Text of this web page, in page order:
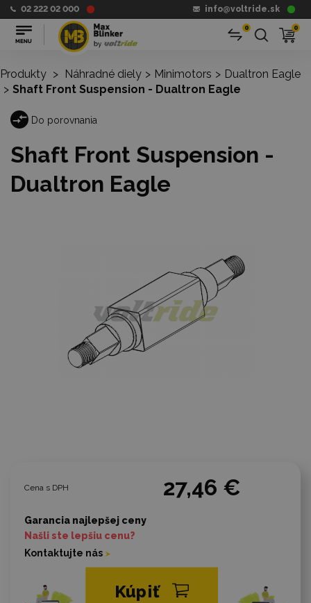
02 222 02 000 info@voltride.sk
0 0
Produkty > Náhradné diely > Minimotors > Dualtron Eagle
> Shaft Front Suspension - Dualtron Eagle
Do porovnania
Shaft Front Suspension -
Dualtron Eagle
Cena s DPH 27,46 €
Kúpiť
Garancia najlepšej ceny
Našli ste lepšiu cenu?
Kontaktujte nás